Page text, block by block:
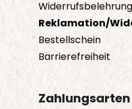
Widerrufsbelehrung
Reklamation/
Bestellschein
Barrierefreiheit
Zahlungsarten